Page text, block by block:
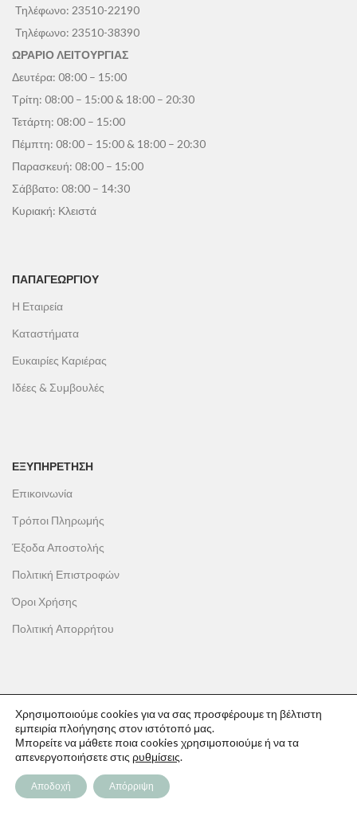
Τηλέφωνο: 23510-22190
Τηλέφωνο: 23510-38390
ΩΡΑΡΙΟ ΛΕΙΤΟΥΡΓΙΑΣ
Δευτέρα: 08:00 – 15:00
Τρίτη: 08:00 – 15:00 & 18:00 – 20:30
Τετάρτη: 08:00 – 15:00
Πέμπτη: 08:00 – 15:00 & 18:00 – 20:30
Παρασκευή: 08:00 – 15:00
Σάββατο: 08:00 – 14:30
Κυριακή: Κλειστά
ΠΑΠΑΓΕΩΡΓΊΟΥ
Η Εταιρεία
Καταστήματα
Ευκαιρίες Καριέρας
Ιδέες & Συμβουλές
ΕΞΥΠΗΡΕΤΗΣΗ
Επικοινωνία
Τρόποι Πληρωμής
Έξοδα Αποστολής
Πολιτική Επιστροφών
Όροι Χρήσης
Πολιτική Απορρήτου
ΟΙ ΑΓΟΡΕΣ ΣΟΥ
Ο λογαριασμός μου
Το καλάθι σου
Οι παραγγελίες σου
Χρησιμοποιούμε cookies για να σας προσφέρουμε τη βέλτιστη
εμπειρία πλοήγησης στον ιστότοπό μας.
Μπορείτε να μάθετε ποια cookies χρησιμοποιούμε ή να τα
απενεργοποιήσετε στις ρυθμίσεις.
Αποδοχή Απόρριψη